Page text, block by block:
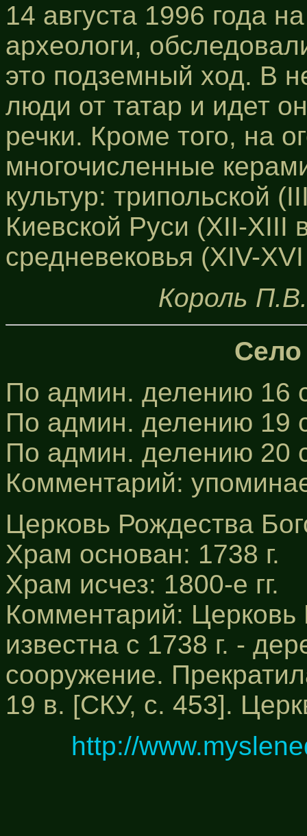
14 августа 1996 года
археологи,
это подземный ход. В
люди от татар и идет
речки. Кроме того, на
многочисленные
культур: трипольской
Киевской Руси (XII-XIII
средневековья (XIV-
Король
По админ. делению 16
По админ. делению 19
По админ. делению 20
Комментарий:
Церковь Рождества
Храм основан: 1738 г.
Храм исчез: 1800-е гг.
Комментарий:
известна с 1738 г. -
сооружение.
19 в. [СКУ, с. 453].
http://